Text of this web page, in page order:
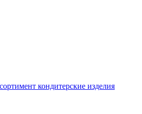
кондитерские изделия